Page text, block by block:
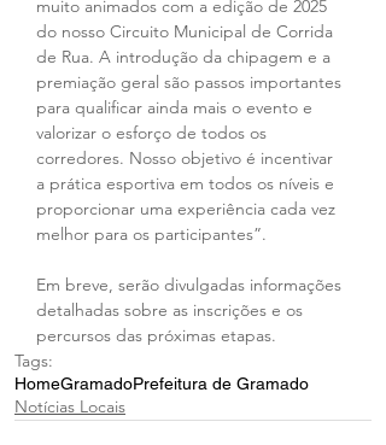
muito animados com a edição de 2025
do nosso Circuito Municipal de Corrida
de Rua. A introdução da chipagem e a
premiação geral são passos importantes
para qualificar ainda mais o evento e
valorizar o esforço de todos os
corredores. Nosso objetivo é incentivar
a prática esportiva em todos os níveis e
proporcionar uma experiência cada vez
melhor para os participantes”.
Em breve, serão divulgadas informações
detalhadas sobre as inscrições e os
percursos das próximas etapas.
Tags:
HomeGramadoPrefeitura de Gramado
Notícias Locais